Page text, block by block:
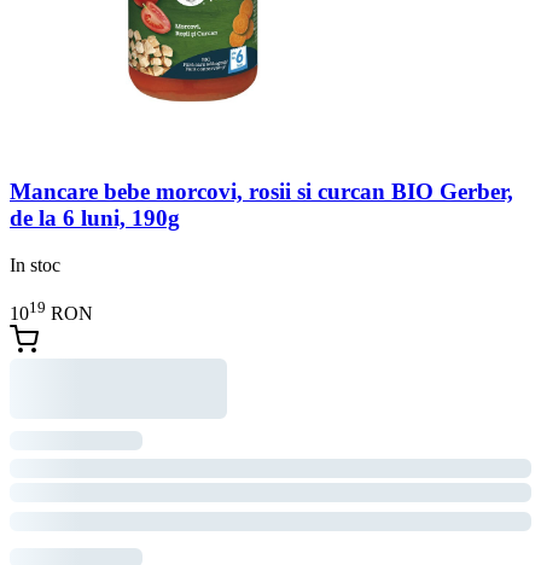
Mancare bebe morcovi, rosii si curcan BIO Gerber,
de la 6 luni, 190g
In stoc
1019 RON